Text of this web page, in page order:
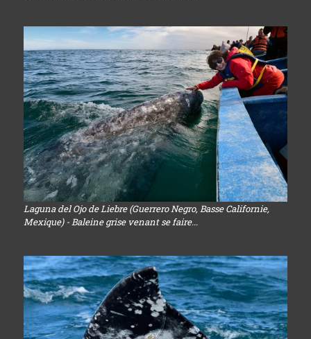
Laguna del Ojo de Liebre (Guerrero Negro, Basse Californie,
Mexique) - Baleine grise venant se faire...